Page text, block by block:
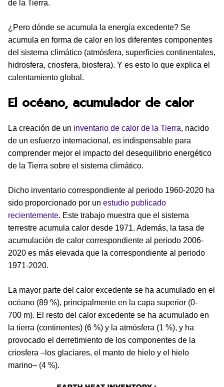
de la Tierra.
¿Pero dónde se acumula la energía excedente? Se
acumula en forma de calor en los diferentes componentes
del sistema climático (atmósfera, superficies continentales,
hidrosfera, criosfera, biosfera). Y es esto lo que explica el
calentamiento global.
El océano, acumulador de calor
La creación de un inventario de calor de la Tierra, nacido
de un esfuerzo internacional, es indispensable para
comprender mejor el impacto del desequilibrio energético
de la Tierra sobre el sistema climático.
Dicho inventario correspondiente al periodo 1960-2020 ha
sido proporcionado por un estudio publicado
recientemente. Este trabajo muestra que el sistema
terrestre acumula calor desde 1971. Además, la tasa de
acumulación de calor correspondiente al periodo 2006-
2020 es más elevada que la correspondiente al periodo
1971-2020.
La mayor parte del calor excedente se ha acumulado en el
océano (89 %), principalmente en la capa superior (0-
700 m). El resto del calor excedente se ha acumulado en
la tierra (continentes) (6 %) y la atmósfera (1 %), y ha
provocado el derretimiento de los componentes de la
criosfera –los glaciares, el manto de hielo y el hielo
marino– (4 %).